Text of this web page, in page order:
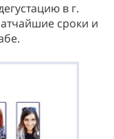
в г.
сроки и